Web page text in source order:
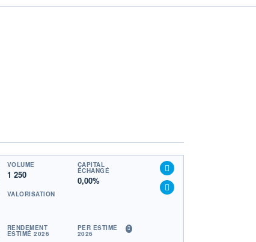
VOLUME
1 250
CAPITAL
ÉCHANGÉ
0,00%
VALORISATION
RENDEMENT
ESTIMÉ 2026
PER ESTIMÉ
2026